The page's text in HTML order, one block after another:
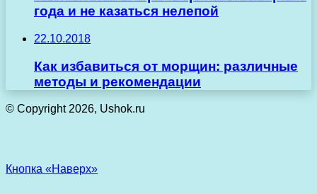
года и не казаться нелепой
22.10.2018
Как избавиться от морщин: различные
методы и рекомендации
© Copyright 2026, Ushok.ru
Кнопка «Наверх»